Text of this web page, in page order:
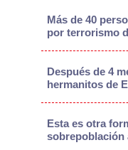
Más de 40
por terrorismo
Después de 4
hermanitos de
Esta es otra
sobrepoblación